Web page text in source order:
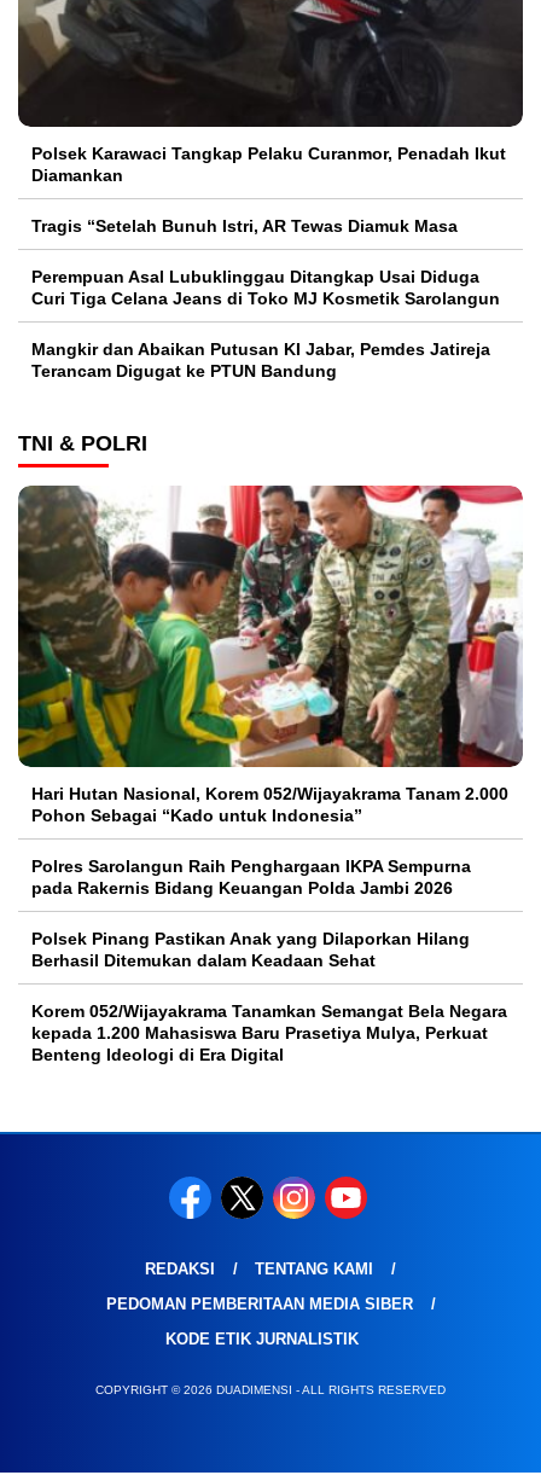
Polsek Karawaci Tangkap Pelaku Curanmor, Penadah Ikut
Diamankan
Tragis “Setelah Bunuh Istri, AR Tewas Diamuk Masa
Perempuan Asal Lubuklinggau Ditangkap Usai Diduga
Curi Tiga Celana Jeans di Toko MJ Kosmetik Sarolangun
Mangkir dan Abaikan Putusan KI Jabar, Pemdes Jatireja
Terancam Digugat ke PTUN Bandung
TNI & POLRI
Hari Hutan Nasional, Korem 052/Wijayakrama Tanam 2.000
Pohon Sebagai “Kado untuk Indonesia”
Polres Sarolangun Raih Penghargaan IKPA Sempurna
pada Rakernis Bidang Keuangan Polda Jambi 2026
Polsek Pinang Pastikan Anak yang Dilaporkan Hilang
Berhasil Ditemukan dalam Keadaan Sehat
Korem 052/Wijayakrama Tanamkan Semangat Bela Negara
kepada 1.200 Mahasiswa Baru Prasetiya Mulya, Perkuat
Benteng Ideologi di Era Digital
REDAKSI
TENTANG KAMI
PEDOMAN PEMBERITAAN MEDIA SIBER
KODE ETIK JURNALISTIK
COPYRIGHT © 2026 DUADIMENSI - ALL RIGHTS RESERVED